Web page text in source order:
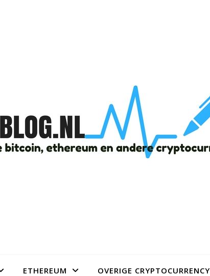
ETHEREUM OVERIGE CRYPTOCURRENCY